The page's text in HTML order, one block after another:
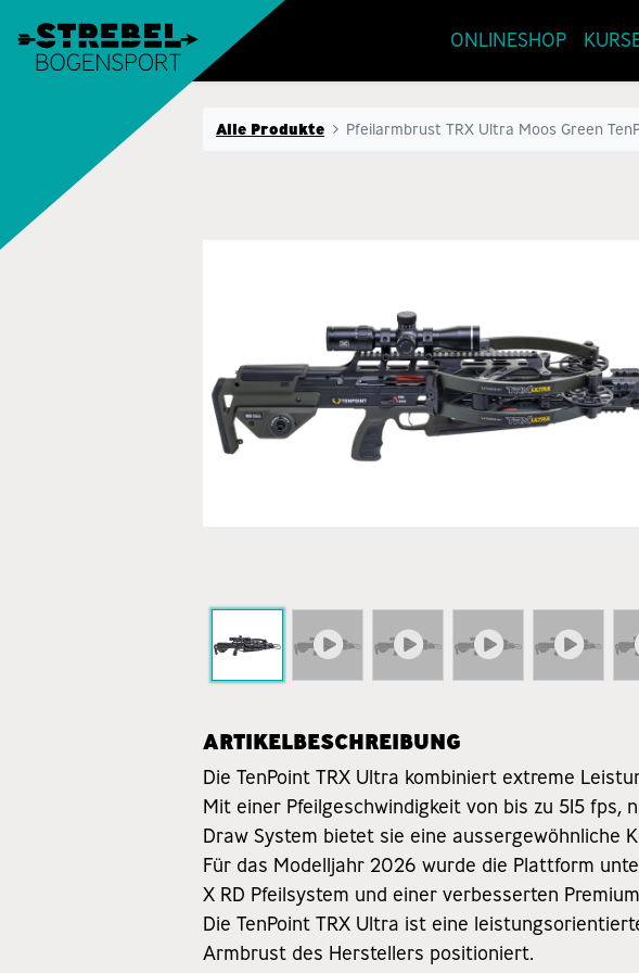
ONLINESHOP
Alle Produkte Pfeilarmbrust TRX Ultra Moos Green
ARTIKELBESCHREIBUNG
Die TenPoint TRX Ultra kombiniert extreme
Mit einer Pfeilgeschwindigkeit von bis zu 515
Draw System bietet sie eine aussergewöhnliche
Für das Modelljahr 2026 wurde die Plattform
X RD Pfeilsystem und einer verbesserten
Die TenPoint TRX Ultra ist eine
Armbrust des Herstellers positioniert.